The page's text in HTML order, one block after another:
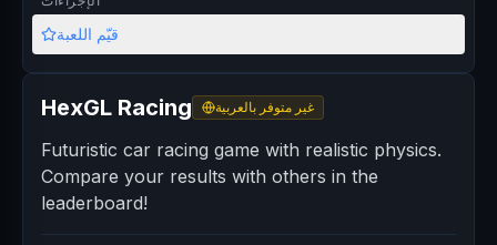
HexGL Racing غير متوفر بالعربية
Futuristic car racing game with realistic physics.
Compare your results with others in the
leaderboard!
قيّم اللعبة